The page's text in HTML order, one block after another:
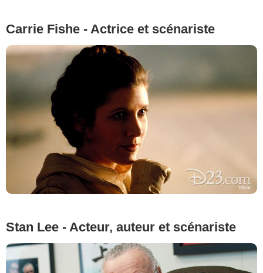
Carrie Fishe - Actrice et scénariste
Stan Lee - Acteur, auteur et scénariste